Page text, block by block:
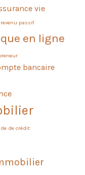
vie
passif
en ligne
bancaire
de crédit